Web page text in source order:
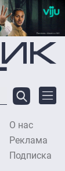
О нас
Реклама
Подписка